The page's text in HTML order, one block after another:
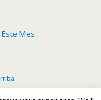
Mes…